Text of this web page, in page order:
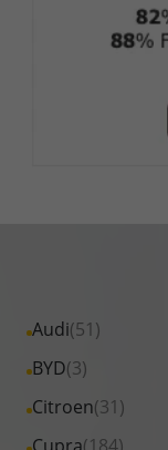
Audi(51)
Alle
Fahrzeuge
Audi
BYD(3)
Alle
Fahrzeuge
Citroen(31)
Alle
Fahrzeuge